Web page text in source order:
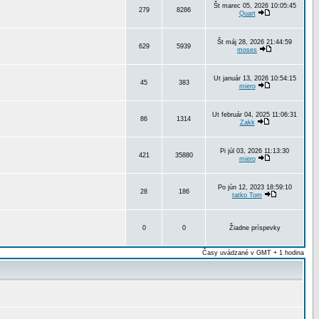
279 8286
Št marec 05, 2026 10:05:45
Quart
629 5939
Št máj 28, 2026 21:44:59
moses
45 383
Ut január 13, 2026 10:54:15
miero
86 1314
Ut február 04, 2025 11:06:31
Zakk
421 35880
Pi júl 03, 2026 11:13:30
miero
28 186
Po jún 12, 2023 18:59:10
tatko Tom
0 0 Žiadne príspevky
Časy uvádzané v GMT + 1 hodina